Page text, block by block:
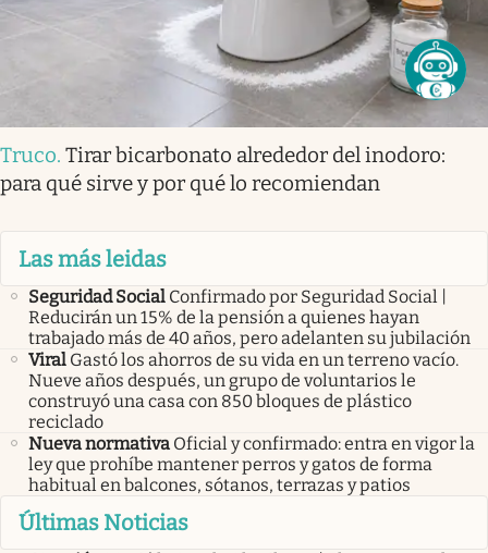
Truco. Tirar bicarbonato alrededor del inodoro:
para qué sirve y por qué lo recomiendan
Las más leidas
Seguridad Social Confirmado por Seguridad Social |
Reducirán un 15% de la pensión a quienes hayan
trabajado más de 40 años, pero adelanten su jubilación
Viral Gastó los ahorros de su vida en un terreno vacío.
Nueve años después, un grupo de voluntarios le
construyó una casa con 850 bloques de plástico
reciclado
Nueva normativa Oficial y confirmado: entra en vigor la
ley que prohíbe mantener perros y gatos de forma
habitual en balcones, sótanos, terrazas y patios
Últimas Noticias